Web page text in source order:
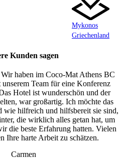
Mykonos
Griechenland
Kunden sagen
haben im Coco-Mat Athens BC
Team für eine Konferenz
Hotel ist wunderschön und der
war großartig. Ich möchte das
wie hilfreich und hilfsbereit sie sind,
die wirklich alles getan hat, um
die beste Erfahrung hatten. Vielen
Ihre harte Arbeit zu schätzen.
Carmen